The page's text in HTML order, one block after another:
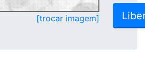
[trocar imagem]